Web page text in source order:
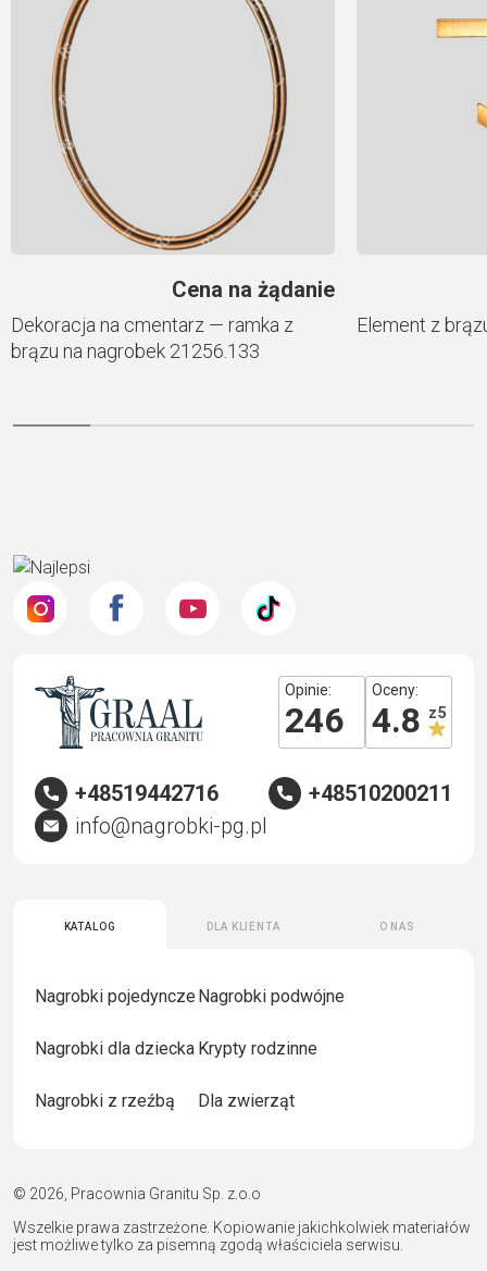
Cena na żądanie
Dekoracja na cmentarz — ramka z
brązu na nagrobek 21256.133
Element z
Katalog Dla klienta O nas
Nagrobki pojedyncze Nagrobki podwójne
Nagrobki dla dziecka Krypty rodzinne
Nagrobki z rzeźbą Dla zwierząt
Opinie:
246
Oceny:
4.8 z 5
+48519442716
+48510200211
info@nagrobki-pg.pl
Wszelkie prawa zastrzeżone. Kopiowanie jakichkolwiek materiałów
jest możliwe tylko za pisemną zgodą właściciela serwisu.
© 2026, Pracownia Granitu Sp. z.o.o